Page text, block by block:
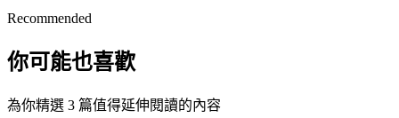
Recommended
你可能也喜歡
為你精選 3 篇值得延伸閱讀的內容